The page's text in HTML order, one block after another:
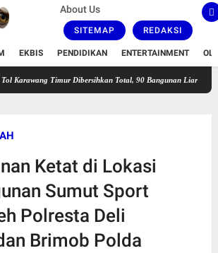
About Us
SITEMAP REDAKSI
EKBIS PENDIDIKAN ENTERTAINMENT
Timur Dibersihkan Total, 90 Bangunan Liar Dibongkar dan
Ketat di Lokasi
Sumut Sport
Polresta Deli
Brimob Polda